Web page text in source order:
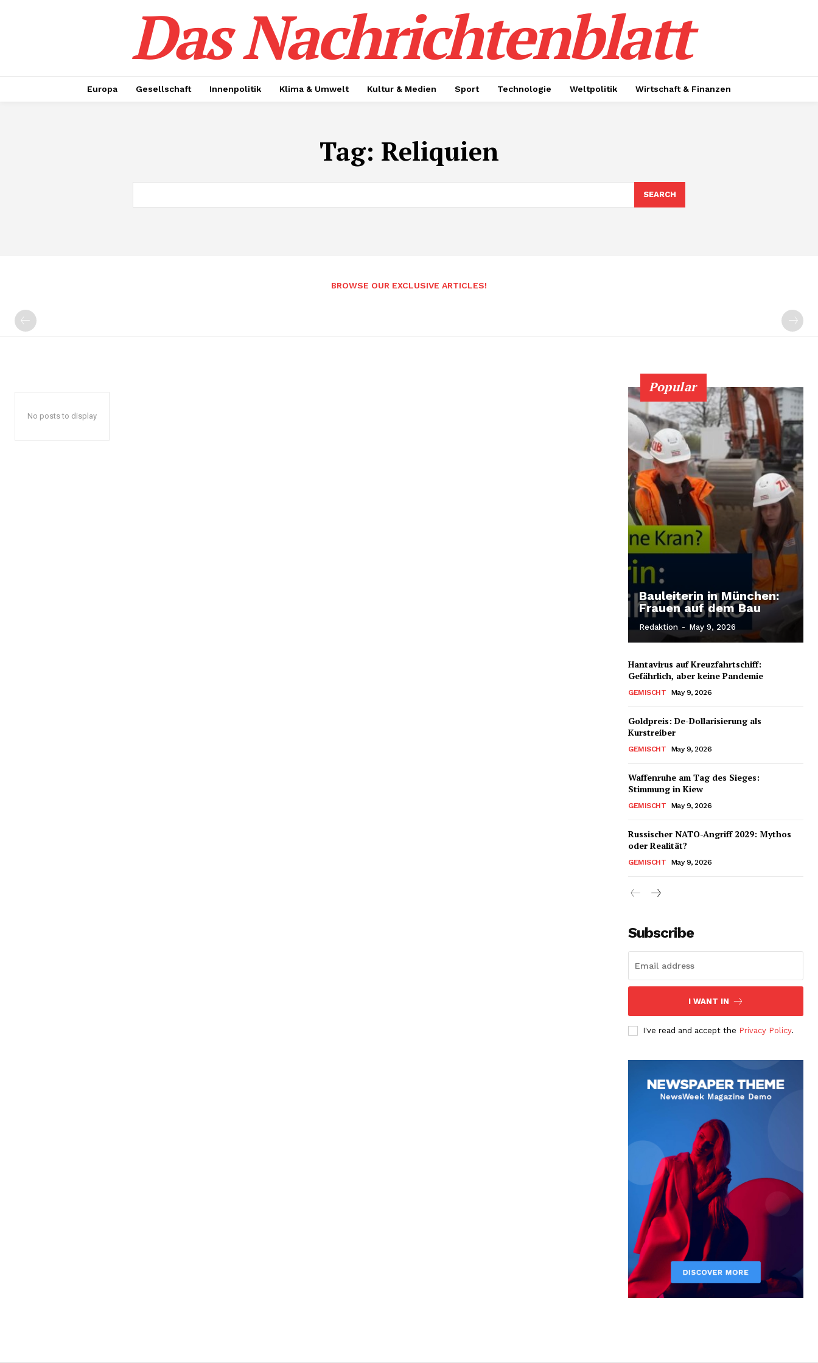
Das Nachrichtenblatt
Europa Gesellschaft Innenpolitik Klima & Umwelt Kultur & Medien Sport Technologie Weltpolitik Wirtschaft & Finanzen
Tag: Reliquien
SEARCH
BROWSE OUR EXCLUSIVE ARTICLES!
No posts to display
Popular
Bauleiterin in München:
Frauen auf dem Bau
Redaktion - May 9, 2026
Hantavirus auf Kreuzfahrtschiff:
Gefährlich, aber keine Pandemie
GEMISCHT May 9, 2026
Goldpreis: De-Dollarisierung als
Kurstreiber
GEMISCHT May 9, 2026
Waffenruhe am Tag des Sieges:
Stimmung in Kiew
GEMISCHT May 9, 2026
Russischer NATO-Angriff 2029: Mythos
oder Realität?
GEMISCHT May 9, 2026
Subscribe
I WANT IN
I've read and accept the Privacy Policy.